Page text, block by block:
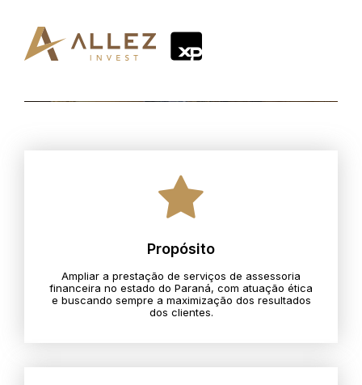
Propósito
Ampliar a prestação de serviços de assessoria
financeira no estado do Paraná, com atuação ética
e buscando sempre a maximização dos resultados
dos clientes.